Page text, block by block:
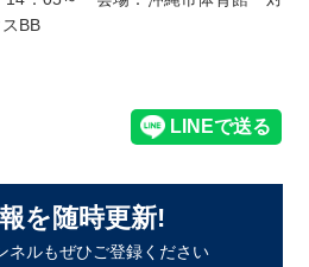
BB
を随時更新!
ネルもぜひご登録ください